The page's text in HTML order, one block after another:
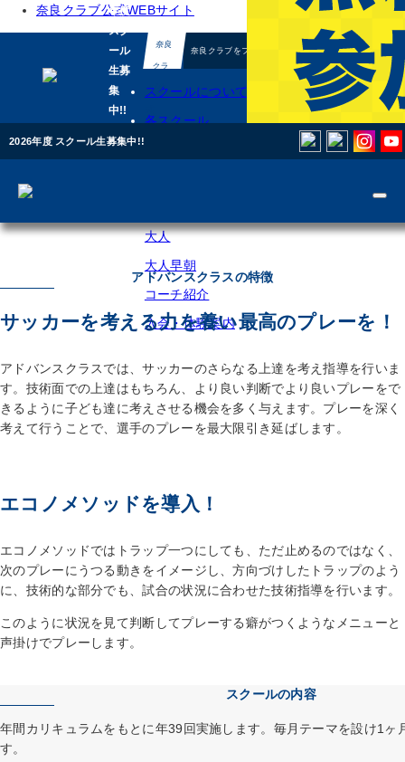
奈良クラブ公式WEBサイト
年度
スク
ール
生募
集
中!!
奈良
クラ
ブ公
奈良クラブをフォロー
スクールについて
各スクール
トドロキフットサルガーデ
大人
大人早朝
コーチ紹介
入会・体験案内
入会までの流れ
無料体
2026年度 スクール生募集中!!
アドバンスクラスの特徴
サッカーを考える力を養い最高のプレーを！
アドバンスクラスでは、サッカーのさらなる上達を考え指導を行いま
す。技術面での上達はもちろん、より良い判断でより良いプレーをで
きるように子ども達に考えさせる機会を多く与えます。プレーを深く
考えて行うことで、選手のプレーを最大限引き延ばします。
エコノメソッドを導入！
エコノメソッドではトラップ一つにしても、ただ止めるのではなく、
次のプレーにうつる動きをイメージし、方向づけしたトラップのよう
に、技術的な部分でも、試合の状況に合わせた技術指導を行います。
このように状況を見て判断してプレーする癖がつくようなメニューと
声掛けでプレーします。
スクールの内容
年間カリキュラムをもとに年39回実施します。毎月テーマを設け1ヶ
す。